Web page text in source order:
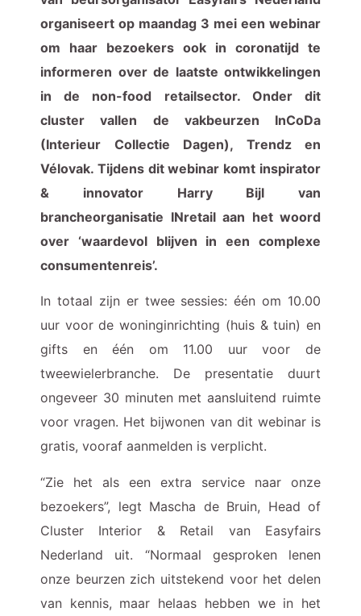
organiseert op maandag 3 mei een webinar
om haar bezoekers ook in coronatijd te
informeren over de laatste ontwikkelingen
in de non-food retailsector. Onder dit
cluster vallen de vakbeurzen InCoDa
(Interieur Collectie Dagen), Trendz en
Vélovak. Tijdens dit webinar komt inspirator
& innovator Harry Bijl van
brancheorganisatie INretail aan het woord
over ‘waardevol blijven in een complexe
consumentenreis’.
In totaal zijn er twee sessies: één om 10.00
uur voor de woninginrichting (huis & tuin) en
gifts en één om 11.00 uur voor de
tweewielerbranche. De presentatie duurt
ongeveer 30 minuten met aansluitend ruimte
voor vragen. Het bijwonen van dit webinar is
gratis, vooraf aanmelden is verplicht.
“Zie het als een extra service naar onze
bezoekers”, legt Mascha de Bruin, Head of
Cluster Interior & Retail van Easyfairs
Nederland uit. “Normaal gesproken lenen
onze beurzen zich uitstekend voor het delen
van kennis, maar helaas hebben we in het